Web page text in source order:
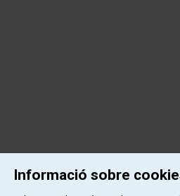
Informació sobre